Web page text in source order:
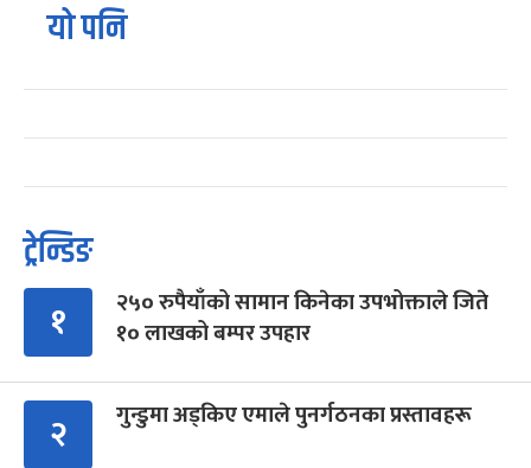
यो पनि
ट्रेन्डिङ
१
२५० रुपैयाँको सामान किनेका उपभोक्ताले जिते
१० लाखको बम्पर उपहार
२ गुन्डुमा अड्किए एमाले पुनर्गठनका प्रस्तावहरू